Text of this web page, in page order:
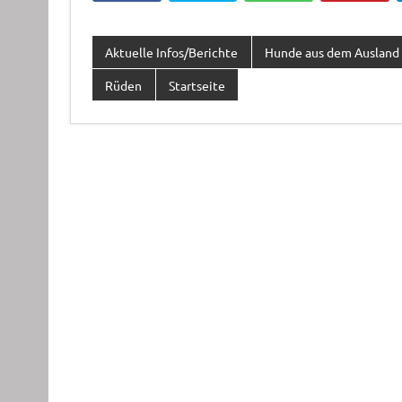
Aktuelle Infos/Berichte Hunde aus dem Ausland
Rüden Startseite